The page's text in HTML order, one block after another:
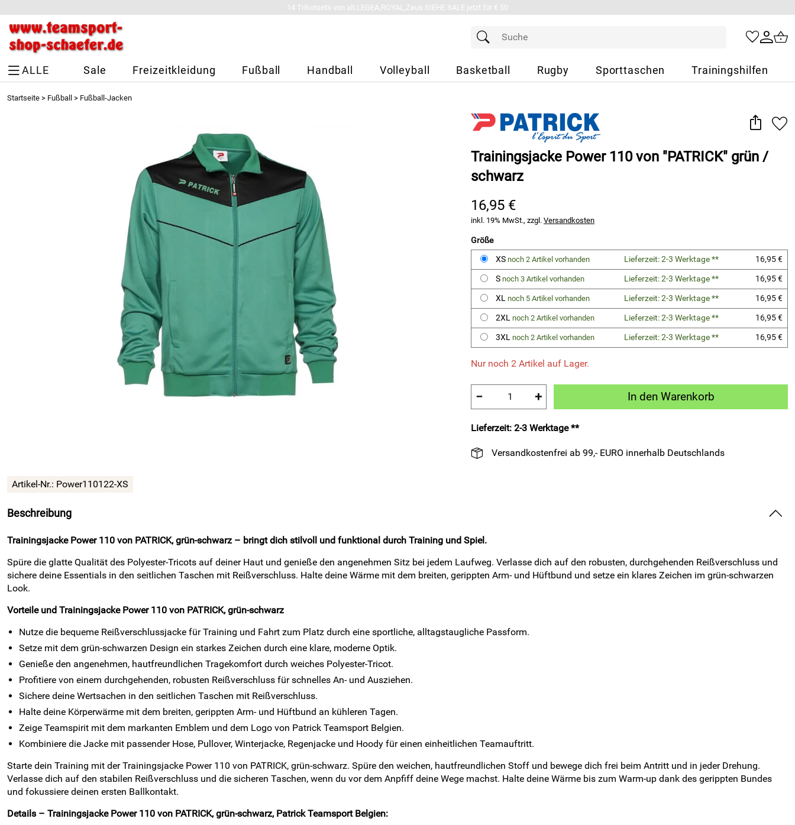
14 Trikotsets von alt.LEGEA,ROYAL,Zeus SIEHE SALE jetzt für € 50
ALLE Sale Freizeitkleidung Fußball Handball Volleyball Basketball Rugby Sporttaschen Trainingshilfen
Startseite > Fußball > Fußball-Jacken
Trainingsjacke Power 110 von "PATRICK" grün /
schwarz
16,95 €
inkl. 19% MwSt., zzgl. Versandkosten
Größe
XS noch 2 Artikel vorhanden Lieferzeit: 2-3 Werktage **
16,95 €
S noch 3 Artikel vorhanden Lieferzeit: 2-3 Werktage **
16,95 €
XL noch 5 Artikel vorhanden Lieferzeit: 2-3 Werktage **
16,95 €
2XL noch 2 Artikel vorhanden Lieferzeit: 2-3 Werktage **
16,95 €
3XL noch 2 Artikel vorhanden Lieferzeit: 2-3 Werktage ** 16,95 €
Nur noch 2 Artikel auf Lager.
− + In den Warenkorb
Lieferzeit: 2-3 Werktage **
Versandkostenfrei ab 99,- EURO innerhalb Deutschlands
Artikel-Nr.: Power110122-XS
Beschreibung
Trainingsjacke Power 110 von PATRICK, grün-schwarz – bringt dich stilvoll und funktional durch Training und Spiel.
Spüre die glatte Qualität des Polyester-Tricots auf deiner Haut und genieße den angenehmen Sitz bei jedem Laufweg. Verlasse dich auf den robusten, durchgehenden Reißverschluss und
sichere deine Essentials in den seitlichen Taschen mit Reißverschluss. Halte deine Wärme mit dem breiten, gerippten Arm- und Hüftbund und setze ein klares Zeichen im grün-schwarzen
Look.
Vorteile und Trainingsjacke Power 110 von PATRICK, grün-schwarz
Nutze die bequeme Reißverschlussjacke für Training und Fahrt zum Platz durch eine sportliche, alltagstaugliche Passform.
Setze mit dem grün-schwarzen Design ein starkes Zeichen durch eine klare, moderne Optik.
Genieße den angenehmen, hautfreundlichen Tragekomfort durch weiches Polyester-Tricot.
Profitiere von einem durchgehenden, robusten Reißverschluss für schnelles An- und Ausziehen.
Sichere deine Wertsachen in den seitlichen Taschen mit Reißverschluss.
Halte deine Körperwärme mit dem breiten, gerippten Arm- und Hüftbund an kühleren Tagen.
Zeige Teamspirit mit dem markanten Emblem und dem Logo von Patrick Teamsport Belgien.
Kombiniere die Jacke mit passender Hose, Pullover, Winterjacke, Regenjacke und Hoody für einen einheitlichen Teamauftritt.
Starte dein Training mit der Trainingsjacke Power 110 von PATRICK, grün-schwarz. Spüre den weichen, hautfreundlichen Stoff und bewege dich frei beim Antritt und in jeder Drehung.
Verlasse dich auf den stabilen Reißverschluss und die sicheren Taschen, wenn du vor dem Anpfiff deine Wege machst. Halte deine Wärme bis zum Warm-up dank des gerippten Bundes
und fokussiere deinen ersten Ballkontakt.
Details – Trainingsjacke Power 110 von PATRICK, grün-schwarz, Patrick Teamsport Belgien: